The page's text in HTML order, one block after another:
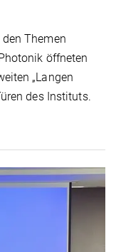
Themen
öffneten
„Langen
des Instituts.